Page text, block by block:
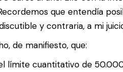
que entendía
y contraria, a mi
de manifiesto, que:
límite cuantitativo de